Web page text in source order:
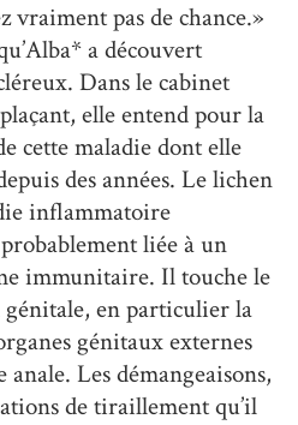
vraiment pas de chance.»
a découvert
Dans le cabinet
elle entend pour la
cette maladie dont elle
des années. Le lichen
inflammatoire
liée à un
immunitaire. Il touche le
en particulier la
génitaux externes
Les démangeaisons,
de tiraillement qu’il